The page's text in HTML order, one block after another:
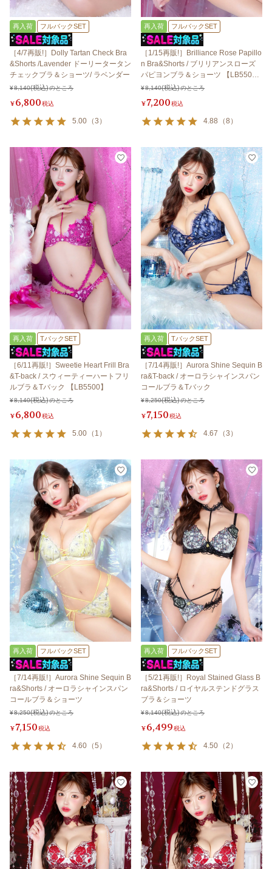
再入荷 フルバックSET
［4/7再販!］Dolly Tartan Check Bra
&Shorts /Lavender ドーリータータン
チェックブラ＆ショーツ/ ラベンダー
¥8,140 のところ
¥6,800税込
5.00 （3 ）
再入荷 フルバックSET
［1/15再販!］Brilliance Rose Papillo
n Bra&Shorts / ブリリアンスローズ
パピヨンブラ＆ショーツ 【LB550
0】
¥8,140 のところ
¥7,200税込
4.88 （8 ）
再入荷 TバックSET
［6/11再販!］Sweetie Heart Frill Bra
&T-back / スウィーティーハートフリ
ルブラ＆Tバック 【LB5500】
¥8,140 のところ
¥6,800税込
5.00 （ 1 ）
再入荷 TバックSET
［7/14再販!］Aurora Shine Sequin B
ra&T-back / オーロラシャインスパン
コールブラ＆Tバック
¥8,250 のところ
¥7,150税込
4.67 （3 ）
再入荷 フルバックSET
［7/14再販!］Aurora Shine Sequin B
ra&Shorts / オーロラシャインスパン
コールブラ＆ショーツ
¥8,250 のところ
¥7,150税込
4.60 （5 ）
再入荷 フルバックSET
［5/21再販!］Royal Stained Glass B
ra&Shorts / ロイヤルステンドグラス
ブラ＆ショーツ
¥8,140 のところ
¥6,499税込
4.50 （2 ）